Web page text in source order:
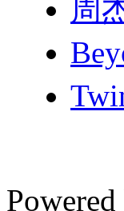
周